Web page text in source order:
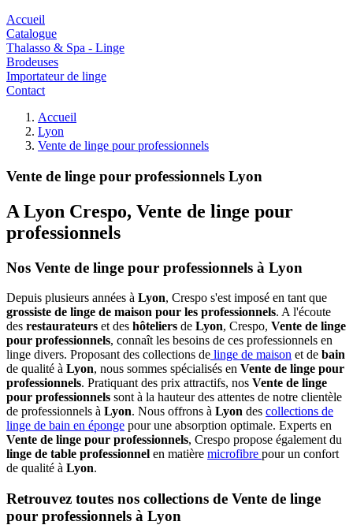
Accueil
Catalogue
Thalasso & Spa - Linge
Brodeuses
Importateur de linge
Contact
Accueil
Lyon
Vente de linge pour professionnels
Vente de linge pour professionnels Lyon
A Lyon Crespo, Vente de linge pour
professionnels
Nos Vente de linge pour professionnels à Lyon
Depuis plusieurs années à Lyon, Crespo s'est imposé en tant que
grossiste de linge de maison pour les professionnels. A l'écoute
des restaurateurs et des hôteliers de Lyon, Crespo, Vente de linge
pour professionnels, connaît les besoins de ces professionnels en
linge divers. Proposant des collections de linge de maison et de bain
de qualité à Lyon, nous sommes spécialisés en Vente de linge pour
professionnels. Pratiquant des prix attractifs, nos Vente de linge
pour professionnels sont à la hauteur des attentes de notre clientèle
de professionnels à Lyon. Nous offrons à Lyon des collections de
linge de bain en éponge pour une absorption optimale. Experts en
Vente de linge pour professionnels, Crespo propose également du
linge de table professionnel en matière microfibre pour un confort
de qualité à Lyon.
Retrouvez toutes nos collections de Vente de linge
pour professionnels à Lyon